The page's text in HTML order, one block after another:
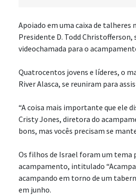
Apoiado em uma caixa de
Presidente D. Todd
videochamada para o
Quatrocentos jovens e líderes, o
River Alasca, se reuniram para
“A coisa mais importante que ele
Cristy Jones, diretora do
bons, mas vocês precisam se
Os filhos de Israel foram um tema
acampamento, intitulado
acampando em torno de um
em junho.